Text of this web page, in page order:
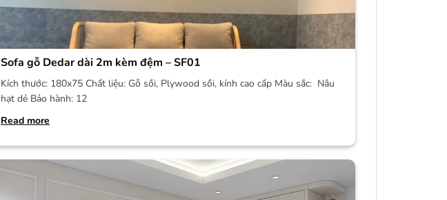
Sofa gỗ Dedar dài 2m kèm đệm – SF01
Kích thước: 180x75 Chất liệu: Gỗ sồi, Plywood sồi, kính cao cấp Màu sắc: Nâu
hạt dẻ Bảo hành: 12
Read more